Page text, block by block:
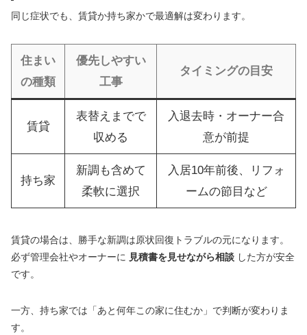
同じ症状でも、賃貸か持ち家かで最適解は変わります。
住まい
の種類
優先しやすい
工事
タイミングの目安
賃貸
表替えまでで
収める
入退去時・オーナー合
意が前提
持ち家
新調も含めて
柔軟に選択
入居10年前後、リフォ
ームの節目など
賃貸の場合は、勝手な新調は原状回復トラブルの元になります。
必ず管理会社やオーナーに 見積書を見せながら相談 した方が安全
です。
一方、持ち家では「あと何年この家に住むか」で判断が変わりま
す。